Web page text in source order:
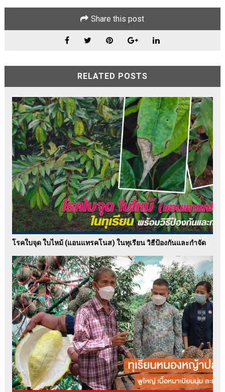
Share this post
RELATED POSTS
โรคใบจุด ใบไหม้ (แอนแทรคโนส) ในทุเรียน วิธีป้องกันและกำจัด